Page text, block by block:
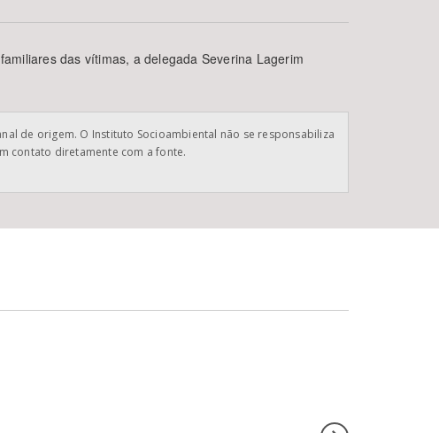
BUSCAR
das vítimas, a delegada Severina Lagerim
de origem. O Instituto Socioambiental não se responsabiliza
contato diretamente com a fonte.